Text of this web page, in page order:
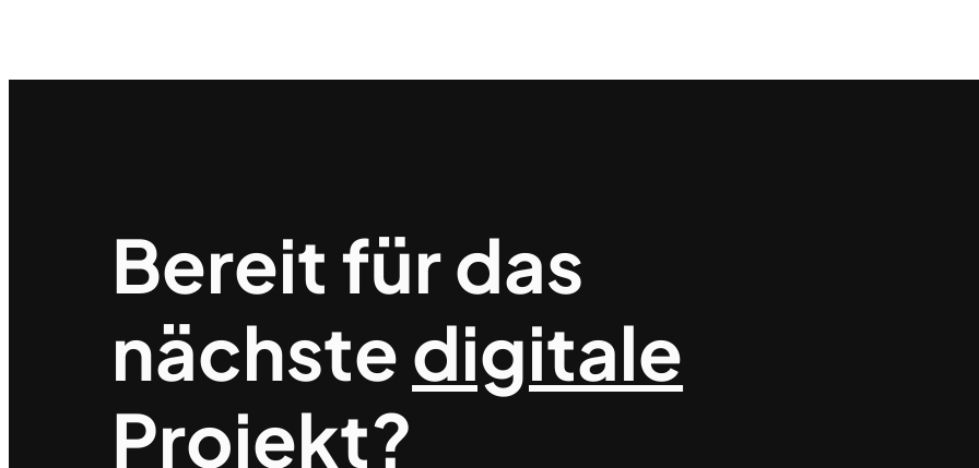
Bereit für das
nächstedigitale
Projekt?